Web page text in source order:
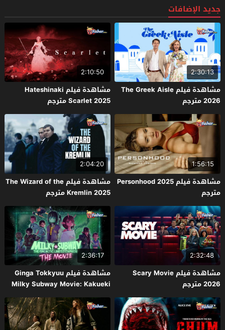
جديد الإضافات
2:30:13
مشاهدة فيلم The Greek Aisle
2026 مترجم
2:10:50
مشاهدة فيلم Hateshinaki
Scarlet 2025 مترجم
1:56:15
مشاهدة فيلم Personhood 2025
مترجم
2:04:20
مشاهدة فيلم The Wizard of the
Kremlin 2025 مترجم
2:32:48
مشاهدة فيلم Scary Movie
2026 مترجم
2:36:17
مشاهدة فيلم Ginga Tokkyuu
Milky Subway Movie: Kakueki
Teisha Gekijou Yuki 2026 مترجم